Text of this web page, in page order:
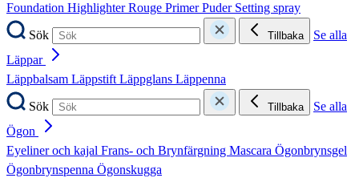
Foundation HighlighterRouge PrimerPuder Setting spray
Sök
Tillbaka
Se alla
Läppar
Läppbalsam LäppstiftLäppglans Läppenna
Sök
Tillbaka
Se alla
Ögon
Eyeliner och kajal Frans- och Brynfärgning Mascara Ögonbrynsgel
Ögonbrynspenna Ögonskugga